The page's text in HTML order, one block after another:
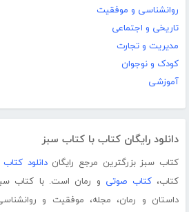
روانشناسی و موفقیت
تاریخی و اجتماعی
مدیریت و تجارت
کودک و نوجوان
آموزشی
دانلود رایگان کتاب با کتاب سبز
کتاب سبز بزرگترین مرجع رایگاندانلود کتاب
کتاب،کتاب صوتی و رمان است. با کتاب
داستان و رمان، مجله، موفقیت و